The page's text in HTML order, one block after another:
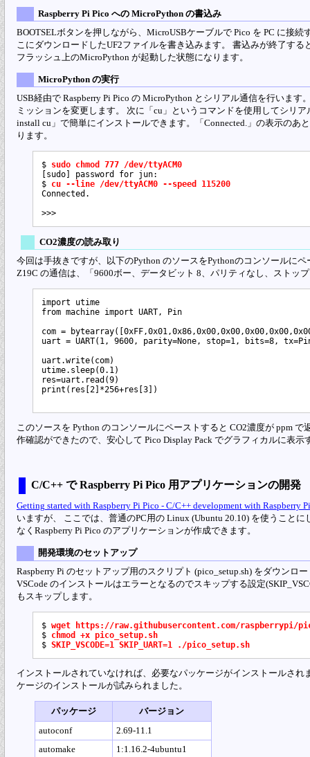
Raspberry Pi Pico への MicroPython の書込み
BOOTSELボタンを押しながら、MicroUSBケーブルで Pico を PC に接
こにダウンロードしたUF2ファイルを書き込みます。 書込みが終了する
フラッシュ上のMicroPython が起動した状態になります。
MicroPython の実行
USB経由で Raspberry Pi Pico の MicroPython とシリアル通信を行いま
ミッションを変更します。 次に「cu」というコマンドを使用してシリ
install cu」で簡単にインストールできます。「Connected.」の表示のあ
ります。
$ sudo chmod 777 /dev/ttyACM0
[sudo] password for jun:
$ cu --line /dev/ttyACM0 --speed 115200
Connected.
>>>
CO2濃度の読み取り
今回は手抜きですが、以下のPython のソースをPythonのコンソールに
Z19C の通信は、「9600ボー、データビット 8、パリティなし、ストッ
import utime
from machine import UART, Pin
com =
uart = UART(1, 9600, parity=None, stop=1, bits=8,
uart.write(com)
utime.sleep(0.1)
res=uart.read(9)
print(res[2]*256+res[3])
このソースを Python のコンソールにペーストすると CO2濃度が ppm
作確認ができたので、安心して Pico Display Pack でグラフィカルに表
C/C++ で Raspberry Pi Pico 用アプリケーションの開発
Getting started with Raspberry Pi Pico - C/C++ development with Raspberry
いますが、 ここでは、普通のPC用の Linux (Ubuntu 20.10) を使うこと
なくRaspberry Pi Pico のアプリケーションが作成できます。
開発環境のセットアップ
Raspberry Pi のセットアップ用のスクリプト (pico_setup.sh) をダウンロ
VSCode のインストールはエラーとなるのでスキップする設定
もスキップします。
$ wget https://raw.githubusercontent.com/raspberrypi/
$ chmod +x pico_setup.sh
$ SKIP_VSCODE=1 SKIP_UART=1 ./pico_setup.sh
インストールされていなければ、必要なパッケージがインストールされ
ケージのインストールが試みられました。
パッケージ
バージョン
autoconf
2.69-11.1
automake
1:1.16.2-4ubuntu1